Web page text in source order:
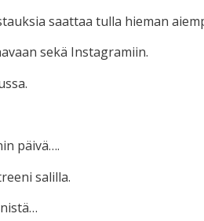
saattaa tulla hieman
sekä Instagramiin.
päivä….
salilla.